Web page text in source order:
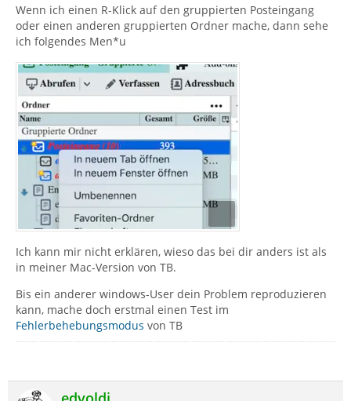
Wenn ich einen R-Klick auf den gruppierten Posteingang
oder einen anderen gruppierten Ordner mache, dann sehe
ich folgendes Men*u
Ich kann mir nicht erklären, wieso das bei dir anders ist als
in meiner Mac-Version von TB.
Bis ein anderer windows-User dein Problem reproduzieren
kann, mache doch erstmal einen Test im
Fehlerbehebungsmodus von TB